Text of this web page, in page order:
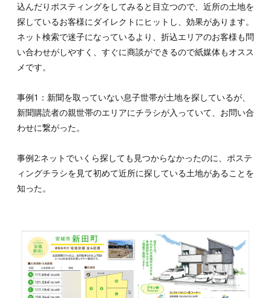
込んだりポスティングをしてみると目立つので、近所の土地を
探しているお客様にダイレクトにヒットし、効果があります。
ネット検索で迷子になっているより、折込エリアのお客様も問
い合わせがしやすく、すぐに商談ができるので紙媒体もオスス
メです。
事例1：新聞を取っていない息子世帯が土地を探しているが、
新聞購読者の親世帯のエリアにチラシが入っていて、お問い合
わせに繋がった。
事例2:ネットでいくら探しても見つからなかったのに、ポステ
ィングチラシを見て初めて近所に探している土地があることを
知った。